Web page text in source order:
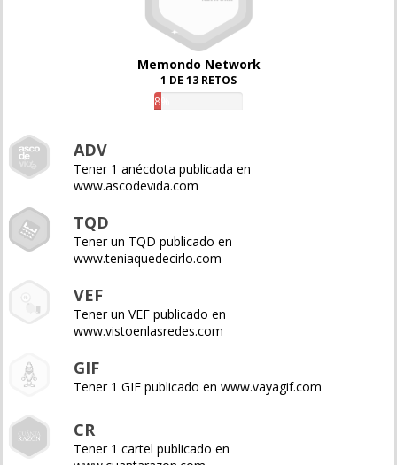
Memondo Network
1 DE 13 RETOS
8%
ADV
Tener 1 anécdota publicada en
www.ascodevida.com
TQD
Tener un TQD publicado en
www.teniaquedecirlo.com
VEF
Tener un VEF publicado en
www.vistoenlasredes.com
GIF
Tener 1 GIF publicado en www.vayagif.com
CR
Tener 1 cartel publicado en